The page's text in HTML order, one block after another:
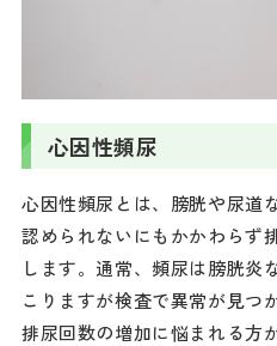
心因性頻尿
心因性頻尿とは、膀胱や尿道
認められないにもかかわらず
します。通常、頻尿は膀胱炎
こりますが検査で異常が見つ
排尿回数の増加に悩まれる方